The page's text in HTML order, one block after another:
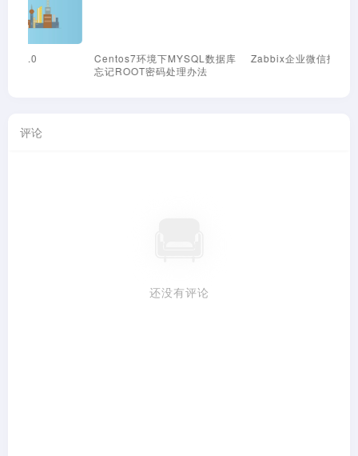
Centos7环境下MYSQL数据库
忘记ROOT密码处理办法
Zabbix企业微信报警推送脚本
评论
还没有评论